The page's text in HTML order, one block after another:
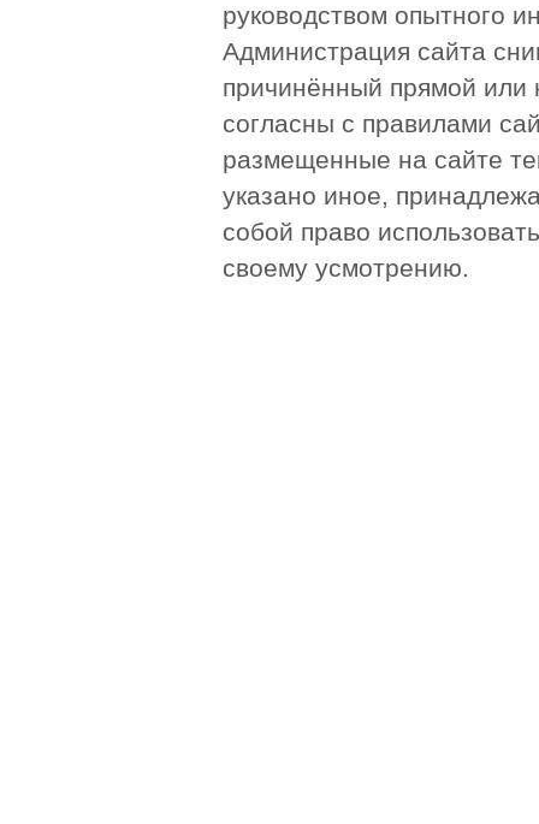
руководством опытного
Администрация сайта
причинённый прямой или
согласны с правилами
размещенные на сайте
указано иное,
собой право
своему усмотрению.